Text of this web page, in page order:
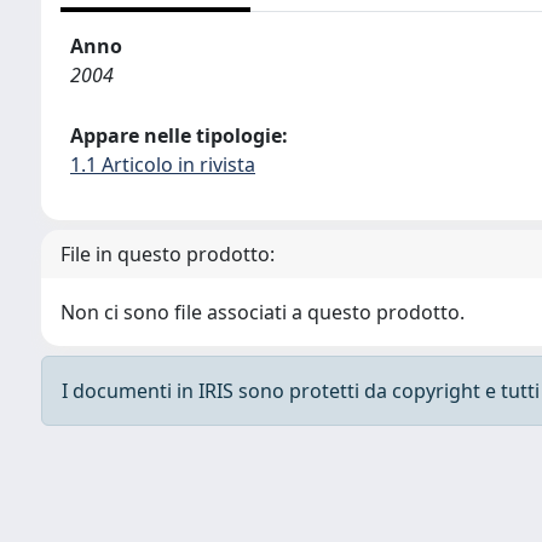
Anno
2004
Appare nelle tipologie:
1.1 Articolo in rivista
File in questo prodotto:
Non ci sono file associati a questo prodotto.
I documenti in IRIS sono protetti da copyright e